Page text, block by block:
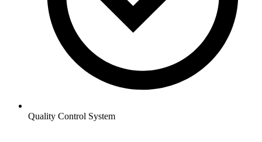
Quality Control System